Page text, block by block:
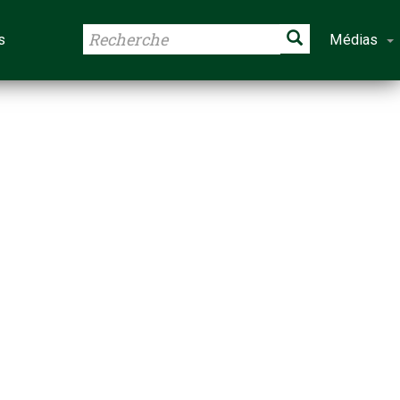
Médias